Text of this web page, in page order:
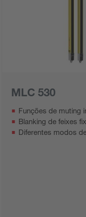
MLC 530
Funções de muting
Blanking de feixes
Diferentes modos